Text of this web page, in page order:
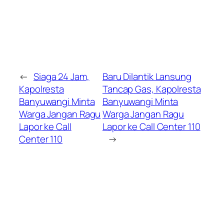
← Siaga 24 Jam,
Kapolresta
Banyuwangi Minta
Warga Jangan Ragu
Lapor ke Call
Center 110
Baru Dilantik Lansung
Tancap Gas, Kapolresta
Banyuwangi Minta
Warga Jangan Ragu
Lapor ke Call Center 110
→